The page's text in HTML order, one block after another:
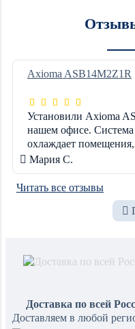
Axioma ASB14M2Z1R
Установили Axioma
нашем офисе.
охлаждает
сотрудник может
комфортную
кабинете. Дизайн
современный и не по
Мария С.
Читать все отзывы
Доставка по всей
Доставляем в любой